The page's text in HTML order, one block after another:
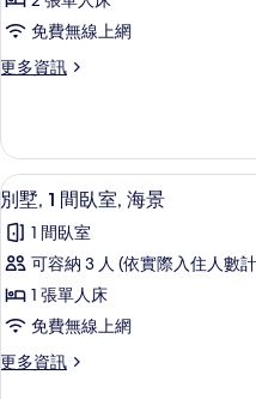
景
的
相
片
人
床,
景
2
間
臥
海
景
的
所
有
相
片
免費無線上網
更多資訊
更
2
間
臥
室,
海
景
詳
情
顯
示
別
墅,
1
間
臥
6
別墅, 1 間臥室, 海景
1 間臥室
可容納 3 人 (依實際入住人數
1 張單人床
免費無線上網
更多資訊
更